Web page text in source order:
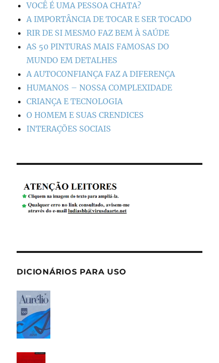
VOCÊ É UMA PESSOA CHATA?
A IMPORTÂNCIA DE TOCAR E SER TOCADO
RIR DE SI MESMO FAZ BEM À SAÚDE
AS 50 PINTURAS MAIS FAMOSAS DO
MUNDO EM DETALHES
A AUTOCONFIANÇA FAZ A DIFERENÇA
HUMANOS – NOSSA COMPLEXIDADE
CRIANÇA E TECNOLOGIA
O HOMEM E SUAS CRENDICES
INTERAÇÕES SOCIAIS
DICIONÁRIOS PARA USO